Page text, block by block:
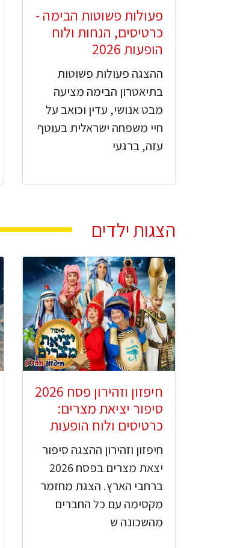
פעולות פשוטות הבימה -
כרטיסים, הנחות ולוח
הופעות 2026
ההצגה פעולות פשוטות
בתיאטרון הבימה מציעה
מבט אנושי, עדין וכואב על
חיי משפחה ישראלית בעוטף
עזה, ברגעי
הצגות ילדים
חיפזון וזהירון פסח 2026
סיפור יציאת מצרים:
כרטיסים ולוח הופעות
חיפזון וזהירון ההצגה סיפור
יצאת מצרים בפסח 2026
ברחבי הארץ. הצגת מחזמר
מקסימה עם כל החברים
מהשכונה ש